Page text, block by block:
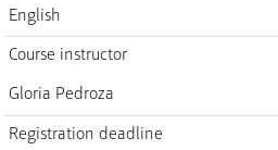
English
Course instructor
Gloria Pedroza
Registration deadline